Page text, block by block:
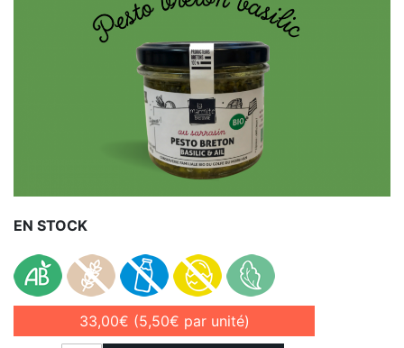
EN STOCK
33,00€ (5,50€ par unité)